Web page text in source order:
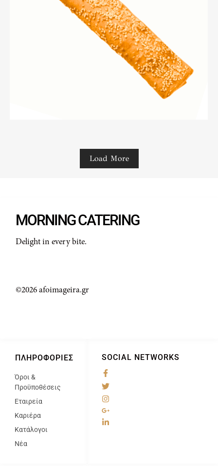
Load More
SOCIAL NETWORKS
ΠΛΗΡΟΦΟΡΊΕΣ
Όροι &
Προϋποθέσεις
Εταιρεία
Καριέρα
Κατάλογοι
Νέα
MORNING CATERING
Delight in every bite.
©2026 afoimageira.gr